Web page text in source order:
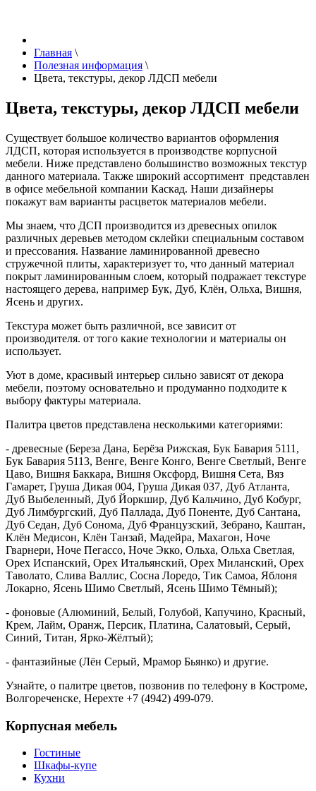
Главная \
Полезная информация \
Цвета, текстуры, декор ЛДСП мебели
Цвета, текстуры, декор ЛДСП мебели
Существует большое количество вариантов оформления
ЛДСП, которая используется в производстве корпусной
мебели. Ниже представлено большинство возможных текстур
данного материала. Также широкий ассортимент представлен
в офисе мебельной компании Каскад. Наши дизайнеры
покажут вам варианты расцветок материалов мебели.
Мы знаем, что ДСП производится из древесных опилок
различных деревьев методом склейки специальным составом
и прессования. Название ламинированной древесно
стружечной плиты, характеризует то, что данный материал
покрыт ламинированным слоем, который подражает текстуре
настоящего дерева, например Бук, Дуб, Клён, Ольха, Вишня,
Ясень и других.
Текстура может быть различной, все зависит от
производителя. от того какие технологии и материалы он
использует.
Уют в доме, красивый интерьер сильно зависят от декора
мебели, поэтому основательно и продуманно подходите к
выбору фактуры материала.
Палитра цветов представлена несколькими категориями:
- древесные (Береза Дана, Берёза Рижская, Бук Бавария 5111,
Бук Бавария 5113, Венге, Венге Конго, Венге Светлый, Венге
Цаво, Вишня Баккара, Вишня Оксфорд, Вишня Сета, Вяз
Гамарет, Груша Дикая 004, Груша Дикая 037, Дуб Атланта,
Дуб Выбеленный, Дуб Йоркшир, Дуб Кальчино, Дуб Кобург,
Дуб Лимбургский, Дуб Паллада, Дуб Поненте, Дуб Сантана,
Дуб Седан, Дуб Сонома, Дуб Французский, Зебрано, Каштан,
Клён Медисон, Клён Танзай, Мадейра, Махагон, Ноче
Гварнери, Ноче Пегассо, Ноче Экко, Ольха, Ольха Светлая,
Орех Испанский, Орех Итальянский, Орех Миланский, Орех
Таволато, Слива Валлис, Сосна Лоредо, Тик Самоа, Яблоня
Локарно, Ясень Шимо Светлый, Ясень Шимо Тёмный);
- фоновые (Алюминий, Белый, Голубой, Капучино, Красный,
Крем, Лайм, Оранж, Персик, Платина, Салатовый, Серый,
Синий, Титан, Ярко-Жёлтый);
- фантазийные (Лён Серый, Мрамор Бьянко) и другие.
Узнайте, о палитре цветов, позвонив по телефону в Костроме,
Волгореченске, Нерехте +7 (4942) 499-079.
Корпусная мебель
Гостиные
Шкафы-купе
Кухни